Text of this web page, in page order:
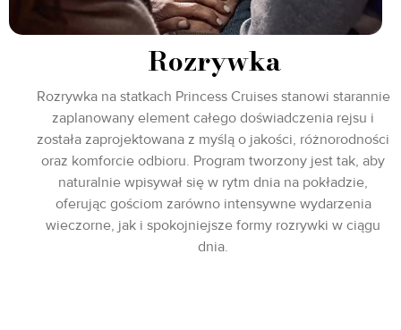
Rozrywka
Rozrywka na statkach Princess Cruises stanowi starannie
zaplanowany element całego doświadczenia rejsu i
została zaprojektowana z myślą o jakości, różnorodności
oraz komforcie odbioru. Program tworzony jest tak, aby
naturalnie wpisywał się w rytm dnia na pokładzie,
oferując gościom zarówno intensywne wydarzenia
wieczorne, jak i spokojniejsze formy rozrywki w ciągu
dnia.